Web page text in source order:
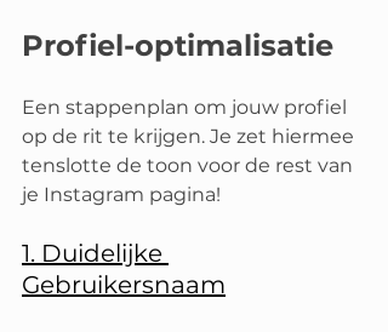
Profiel-optimalisatie
Een stappenplan om jouw profiel
op de rit te krijgen. Je zet hiermee
tenslotte de toon voor de rest van
je Instagram pagina!
1. Duidelijke
Gebruikersnaam